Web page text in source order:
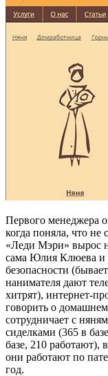
Первого менеджера
когда поняла, что не
«Леди Мэри» вырос
сама Юлия Клюева и
безопасности
нанимателя дают
хитрят), интернет-
говорить о домашнем
сотрудничает с
сиделками (365 в
базе, 210 работают),
они работают по
год.